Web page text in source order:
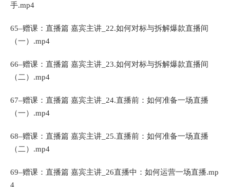
手.mp4
65–赠课：直播篇 嘉宾主讲_22.如何对标与拆解爆款直播间
（一）.mp4
66–赠课：直播篇 嘉宾主讲_23.如何对标与拆解爆款直播间
（二）.mp4
67–赠课：直播篇 嘉宾主讲_24.直播前：如何准备一场直播
（一）.mp4
68–赠课：直播篇 嘉宾主讲_25.直播前：如何准备一场直播
（二）.mp4
69–赠课：直播篇 嘉宾主讲_26直播中：如何运营一场直播.mp
4